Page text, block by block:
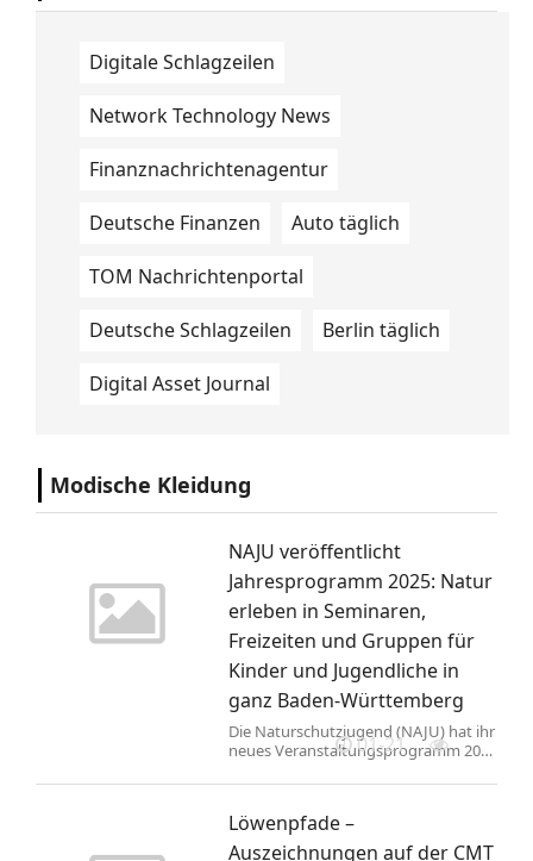
Digitale Schlagzeilen
Network Technology News
Finanznachrichtenagentur
Deutsche Finanzen Auto täglich
TOM Nachrichtenportal
Deutsche Schlagzeilen Berlin täglich
Digital Asset Journal
Modische Kleidung
NAJU veröffentlicht
Jahresprogramm 2025: Natur
erleben in Seminaren,
Freizeiten und Gruppen für
Kinder und Jugendliche in
ganz Baden-Württemberg
Die Naturschutzjugend (NAJU) hat ihr
neues Veranstaltungsprogramm 2025
veröffentlicht. Das Programm bietet
vor allem für naturinteressierte
Kinder und Jugendliche im Alter
01-21
Löwenpfade –
Auszeichnungen auf der CMT